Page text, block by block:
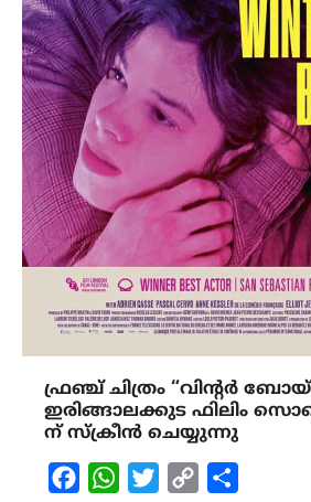
ഫ്രഞ്ച് ചിത്രം “വിന്റർ
ഇരിങ്ങാലക്കുട ഫിലിം
ന് സ്ക്രീൻ ചെയ്യുന്നു
FacebookWhatsAppTwitterCopy